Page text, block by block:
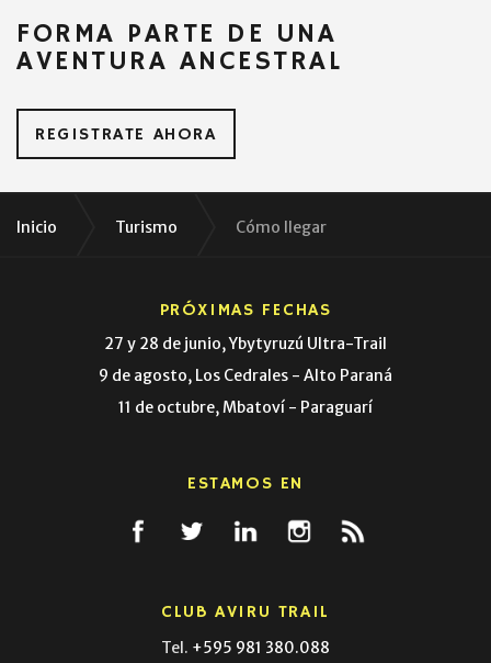
FORMA PARTE DE UNA
AVENTURA ANCESTRAL
REGISTRATE AHORA
Inicio Turismo Cómo llegar
PRÓXIMAS FECHAS
27 y 28 de junio, Ybytyruzú Ultra-Trail
9 de agosto, Los Cedrales - Alto Paraná
11 de octubre, Mbatoví - Paraguarí
ESTAMOS EN
CLUB AVIRU TRAIL
Tel. +595 981 380.088